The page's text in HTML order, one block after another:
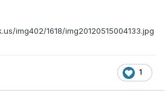
img402/1618/img20120515004133.jpg
1